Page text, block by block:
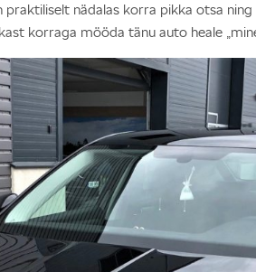
nädalas korra pikka otsa
korraga mööda tänu auto heale